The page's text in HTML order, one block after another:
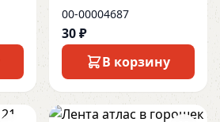
00-00004687
30 ₽
В корзину